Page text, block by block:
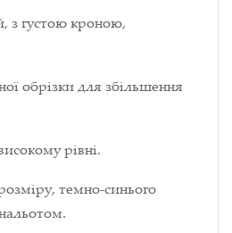
з густою кроною,
обрізки для збільшення
рівні.
темно-синього